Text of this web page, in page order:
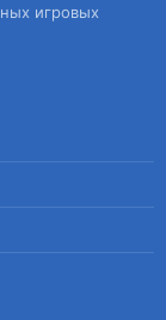
игровых